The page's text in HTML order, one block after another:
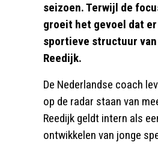
seizoen. Terwijl de
groeit het gevoel dat
sportieve structuur van
Reedijk.
De Nederlandse coach
op de radar staan van
Reedijk geldt intern als
ontwikkelen van jonge